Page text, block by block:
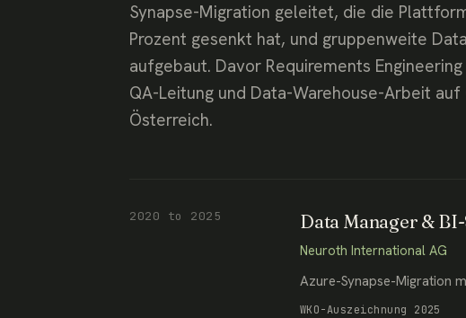
Synapse-Migration geleitet, die die
Prozent gesenkt hat, und gruppenweite
aufgebaut. Davor Requirements
QA-Leitung und Data-Warehouse-Arbeit auf
Österreich.
2020 to 2025 Data Manager &
Neuroth International AG
Azure-Synapse-Migration
WKO-Auszeichnung 2025